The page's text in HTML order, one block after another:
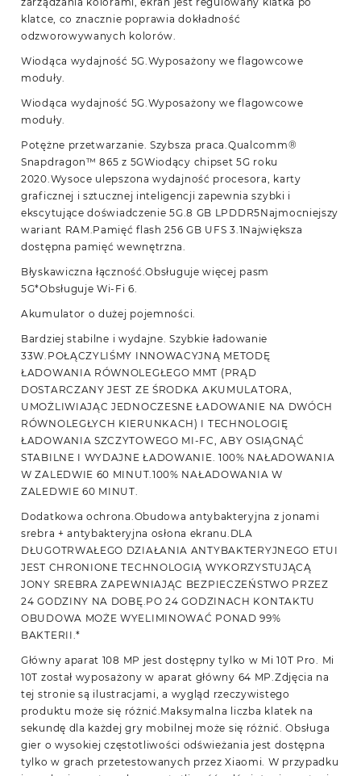
klatce, co znacznie poprawia dokładność
odzworowywanych kolorów.
Wiodąca wydajność 5G.Wyposażony we flagowcowe
moduły.
Wiodąca wydajność 5G.Wyposażony we flagowcowe
moduły.
Potężne przetwarzanie. Szybsza praca.Qualcomm®
Snapdragon™ 865 z 5GWiodący chipset 5G roku
2020.Wysoce ulepszona wydajność procesora, karty
graficznej i sztucznej inteligencji zapewnia szybki i
ekscytujące doświadczenie 5G.8 GB LPDDR5Najmocniejszy
wariant RAM.Pamięć flash 256 GB UFS 3.1Największa
dostępna pamięć wewnętrzna.
Błyskawiczna łączność.Obsługuje więcej pasm
5G*Obsługuje Wi-Fi 6.
Akumulator o dużej pojemności.
Bardziej stabilne i wydajne. Szybkie ładowanie
33W.POŁĄCZYLIŚMY INNOWACYJNĄ METODĘ
ŁADOWANIA RÓWNOLEGŁEGO MMT (PRĄD
DOSTARCZANY JEST ZE ŚRODKA AKUMULATORA,
UMOŻLIWIAJĄC JEDNOCZESNE ŁADOWANIE NA DWÓCH
RÓWNOLEGŁYCH KIERUNKACH) I TECHNOLOGIĘ
ŁADOWANIA SZCZYTOWEGO MI-FC, ABY OSIĄGNĄĆ
STABILNE I WYDAJNE ŁADOWANIE. 100% NAŁADOWANIA
W ZALEDWIE 60 MINUT.100% NAŁADOWANIA W
ZALEDWIE 60 MINUT.
Dodatkowa ochrona.Obudowa antybakteryjna z jonami
srebra + antybakteryjna osłona ekranu.DLA
DŁUGOTRWAŁEGO DZIAŁANIA ANTYBAKTERYJNEGO ETUI
JEST CHRONIONE TECHNOLOGIĄ WYKORZYSTUJĄCĄ
JONY SREBRA ZAPEWNIAJĄC BEZPIECZEŃSTWO PRZEZ
24 GODZINY NA DOBĘ.PO 24 GODZINACH KONTAKTU
OBUDOWA MOŻE WYELIMINOWAĆ PONAD 99%
BAKTERII.*
Główny aparat 108 MP jest dostępny tylko w Mi 10T Pro. Mi
10T został wyposażony w aparat główny 64 MP.Zdjęcia na
tej stronie są ilustracjami, a wygląd rzeczywistego
produktu może się różnić.Maksymalna liczba klatek na
sekundę dla każdej gry mobilnej może się różnić. Obsługa
gier o wysokiej częstotliwości odświeżania jest dostępna
tylko w grach przetestowanych przez Xiaomi. W przypadku